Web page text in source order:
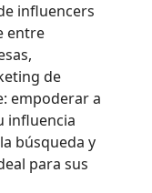
influencers
entre
de
empoderar a
influencia
búsqueda y
para sus